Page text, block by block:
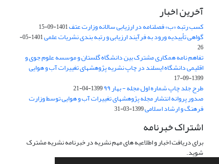
آخرین اخبار
کسب رتبه «ب» فصلنامه در ارزیابی سالانه وزارت عتف1401-09-15
گواهی تأییدیه ورود به فرآیند ارزیابی و رتبه بندی نشریات علمی
1401-05-
26
تفاهم نامه همکاری مشترک بین دانشگاه گلستان و موسسه علوم جوی و
اقلیمی دانشگاه ایسلند در چاپ نشریه پژوهشهای تغییرات آب و هوایی
1399-09-17
طرح جلد چاپ شماره اول مجله - بهار ۹۹ 1399-04-21
صدور پروانه انتشار مجله پژوهشهای تغییرات آب و هوایی توسط وزارت
فرهنگ و ارشاد اسلامی1399-03-31
اشتراک خبرنامه
برای دریافت اخبار و اطلاعیه های مهم نشریه در خبرنامه نشریه مشترک
شوید.